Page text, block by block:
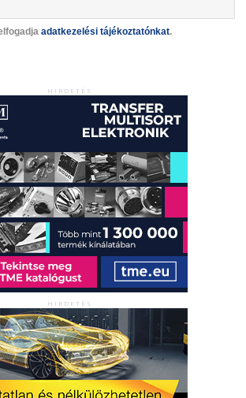
adatkezelési tájékoztatónkat.
HIRDETÉS
HIRDETÉS